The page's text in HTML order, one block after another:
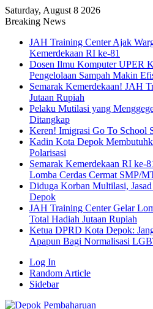
Saturday, August 8 2026
Breaking News
JAH Training Center Ajak
Kemerdekaan RI ke-81
Dosen Ilmu Komputer UPER
Pengelolaan Sampah Makin
Semarak Kemerdekaan! JAH
Jutaan Rupiah
Pelaku Mutilasi yang
Ditangkap
Keren! Imigrasi Go To School
Kadin Kota Depok
Polarisasi
Semarak Kemerdekaan RI ke-
Lomba Cerdas Cermat SMP/
Diduga Korban Multilasi,
Depok
JAH Training Center Gelar
Total Hadiah Jutaan Rupiah
Ketua DPRD Kota Depok:
Apapun Bagi Normalisasi
Log In
Random Article
Sidebar